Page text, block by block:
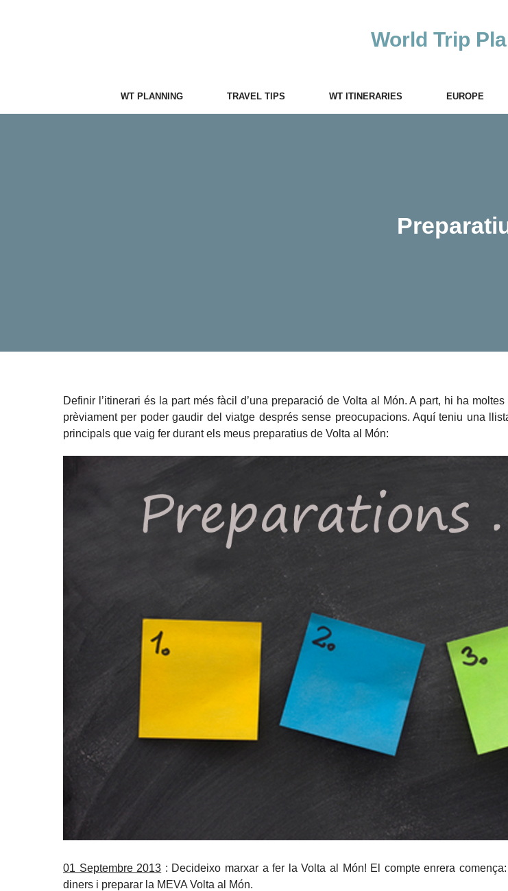
World Trip
WT PLANNING TRAVEL TIPS WT ITINERARIES EUROPE
Definir l’itinerari és la part més fàcil d’una preparació de Volta al Món. A part, hi ha
prèviament per poder gaudir del viatge després sense preocupacions. Aquí teniu una
principals que vaig fer durant els meus preparatius de Volta al Món:
01 Septembre 2013 : Decideixo marxar a fer la Volta al Món! El compte enrera
diners i preparar la MEVA Volta al Món.